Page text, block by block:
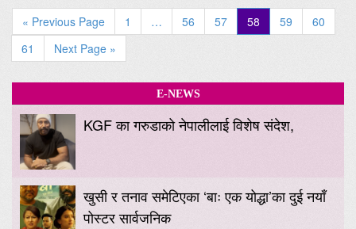
« Previous Page 1 … 56 57 58 59
60
61
Next Page »
E-NEWS
KGF का गरुडाको नेपालीलाई विशेष संदेश,
खुसी र तनाव समेटिएका ‘बाः एक योद्धा’का दुई नयाँ
पोस्टर सार्वजनिक